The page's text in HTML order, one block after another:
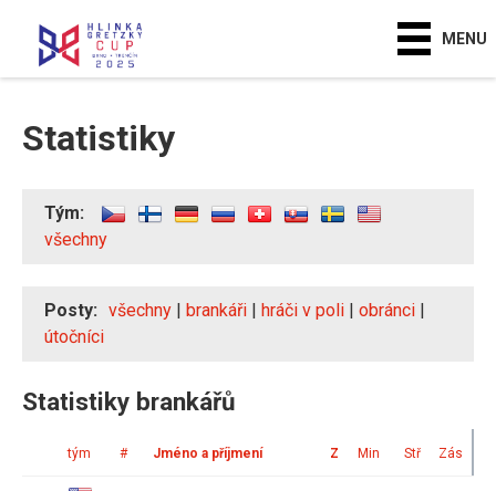
MENU
Statistiky
Tým:
všechny
Posty: všechny | brankáři | hráči v poli | obránci |
útočníci
Statistiky brankářů
tým # Jméno a příjmení Z Min Stř Zás